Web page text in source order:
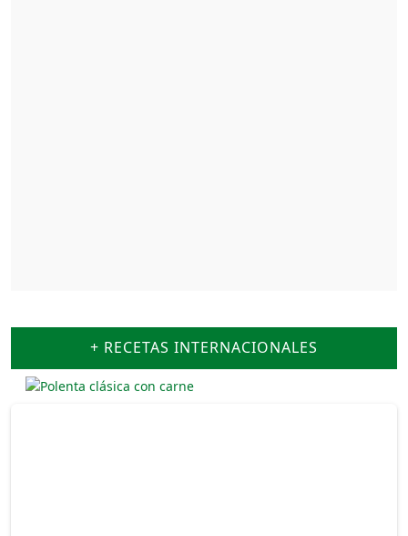
+ RECETAS INTERNACIONALES